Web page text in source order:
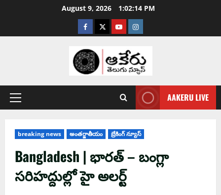
August 9, 2026 1:02:15 PM
AAKERU LIVE
breaking news అంతర్జాతీయం బ్రేకింగ్ న్యూస్
Bangladesh | భార‌త్ – బంగ్లా
స‌రిహ‌ద్దుల్లో హై అల‌ర్ట్